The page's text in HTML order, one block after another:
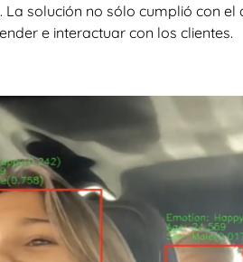
La solución no sólo cumplió con
e interactuar con los clientes.